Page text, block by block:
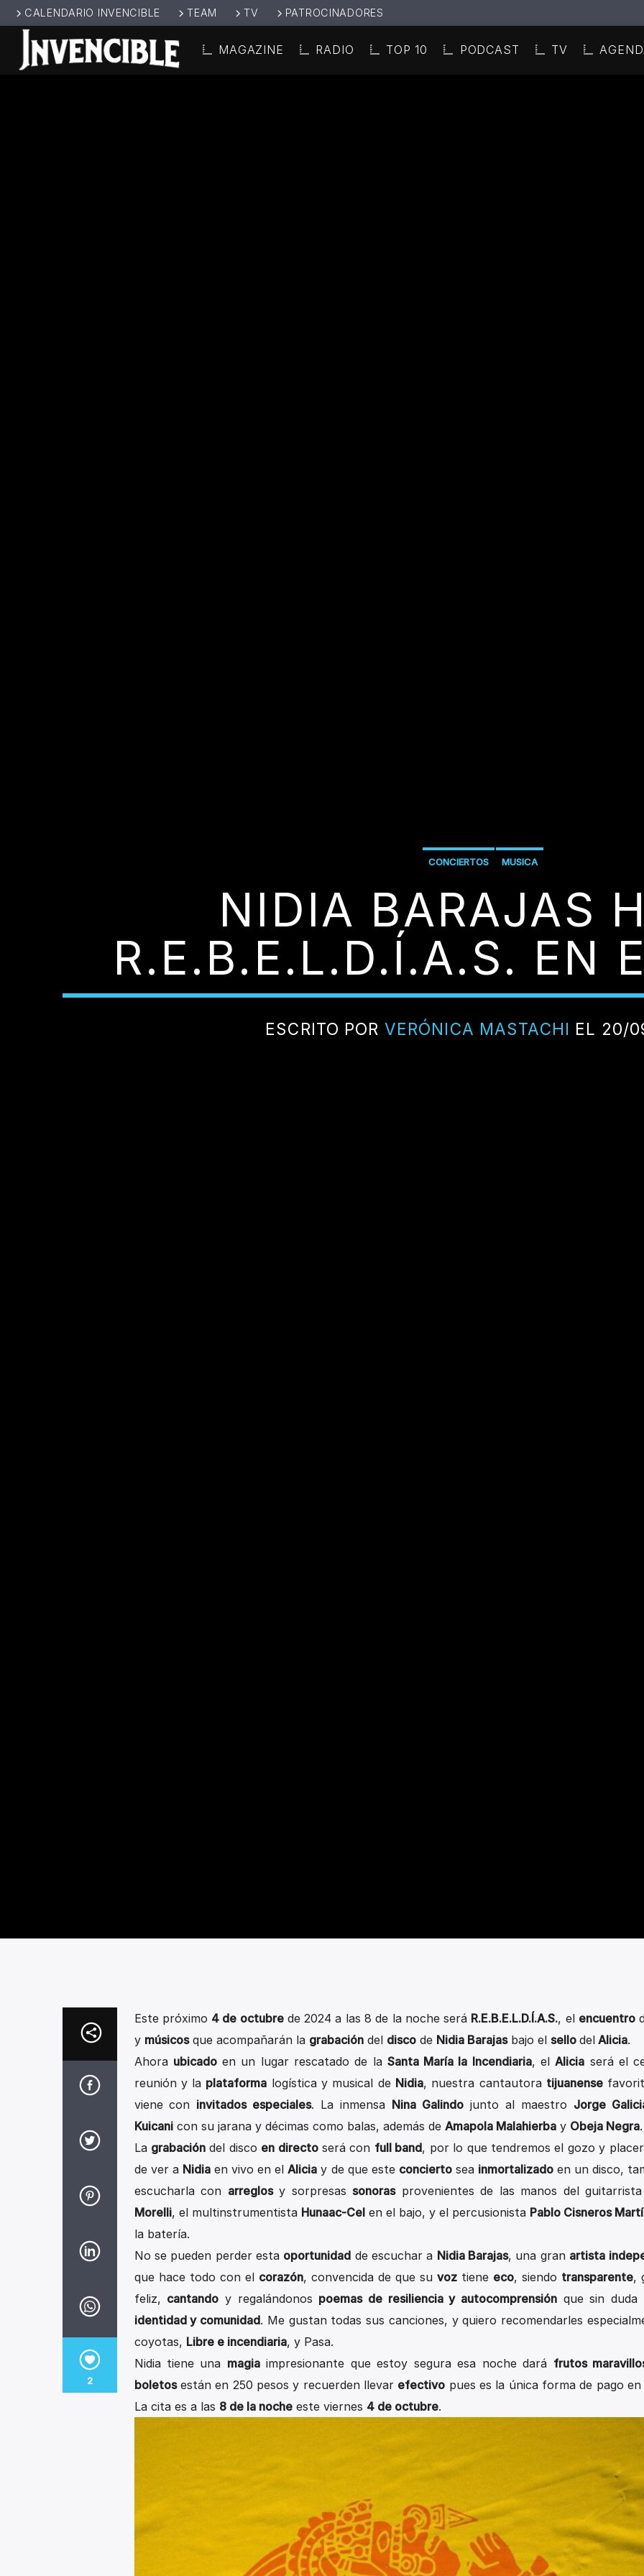
CALENDARIO INVENCIBLE TEAM TV PATROCINADORES
MAGAZINE RADIO TOP 10 PODCAST TV
CONCIERTOS MUSICA
NIDIA BARAJAS
R.E.B.E.L.D.Í.A.S. EN
ESCRITO POR VERÓNICA MASTACHI EL 20/
2
Este próximo 4 de octubrede 2024 a las 8 de la noche será R.E.B.E.L.D.Í.A.S., el encuentro
y músicosque acompañarán la grabacióndel discode Nidia Barajasbajo el sello delAlicia.
Ahora ubicadoen un lugar rescatado de la Santa María la Incendiaria, elAlicia será el
reunión y la plataforma logística y musical de Nidia, nuestra cantautora tijuanense
viene con invitados especiales. La inmensa Nina Galindo junto al maestro Jorge
Kuicanicon su jarana y décimas como balas, además de Amapola Malahierbay Obeja Negra.
La grabacióndel disco en directoserá con full band, por lo que tendremos el gozo y
de ver a Nidiaen vivo en elAlicia y de que este conciertosea inmortalizado en un disco,
escucharla con arreglosy sorpresas sonorasprovenientes de las manos del guitarrista
Morelli, el multinstrumentista Hunaac-Celen el bajo, y el percusionista Pablo Cisneros
la batería.
No se pueden perder esta oportunidad de escuchar a Nidia Barajas, una gran artista
que hace todo con el corazón, convencida de que suvoz tiene eco, siendo transparente,
feliz, cantando y regalándonos poemas de resiliencia y autocomprensiónque sin duda
identidad y comunidad. Me gustan todas sus canciones, y quiero recomendarles
coyotas, Libre e incendiaria, y Pasa.
Nidia tiene una magiaimpresionante que estoy segura esa noche dará frutos
boletosestán en 250 pesos y recuerden llevar efectivo pues es la única forma de pago en
La cita es a las 8 de la nocheeste viernes 4 de octubre.